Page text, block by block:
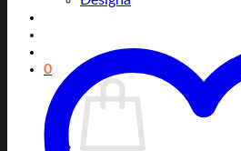
0